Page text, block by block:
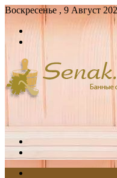
Воскресенье , 9 Август
Войти
skin